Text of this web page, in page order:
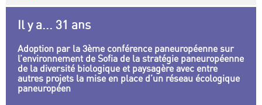
Il y a... 31 ans
Adoption par la 3ème conférence paneuropéenne sur
l’environnement de Sofia de la stratégie paneuropéenne
de la diversité biologique et paysagère avec entre
autres projets la mise en place d’un réseau écologique
paneuropéen